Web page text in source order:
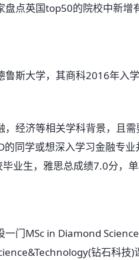
点英国top50的院校中新增
大学，其商科2016年入学
经济等相关学科背景，且需
同学或想深入学习金融专业
业生，雅思总成绩7.0分，单
门MSc in Diamond
钻石科技